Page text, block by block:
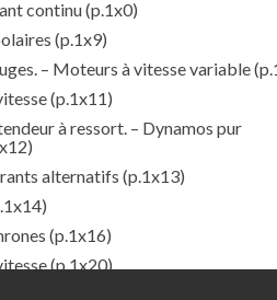
continu(p.1x0)
(p.1x9)
– Moteurs à vitesse variable
(p.1x11)
à ressort. – Dynamos pur
alternatifs (p.1x13)
(p.1x16)
(p.1x20)